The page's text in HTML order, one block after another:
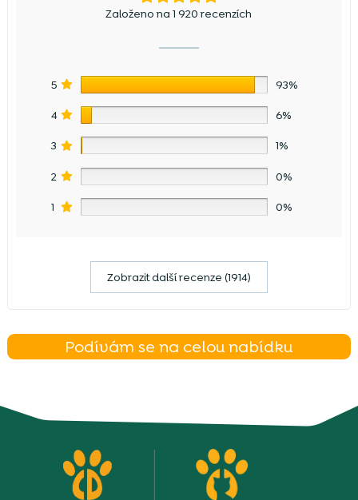
Založeno na 1 920 recenzích
5 93%
4 6%
3 1%
2 0%
1 0%
Zobrazit další recenze (1914)
Podívám se na celou nabídku